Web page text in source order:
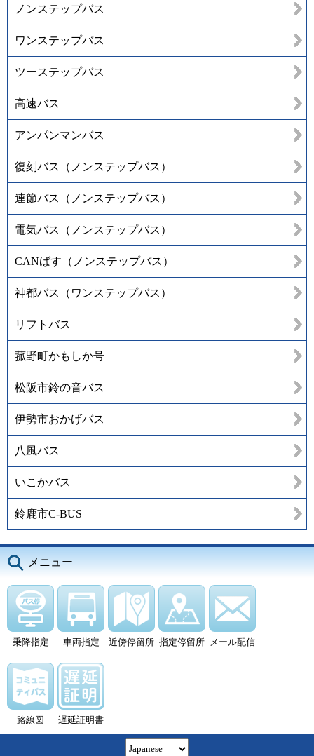
ノンステップバス
ワンステップバス
ツーステップバス
高速バス
アンパンマンバス
復刻バス（ノンステップバス）
連節バス（ノンステップバス）
電気バス（ノンステップバス）
CANばす（ノンステップバス）
神都バス（ワンステップバス）
リフトバス
菰野町かもしか号
松阪市鈴の音バス
伊勢市おかげバス
八風バス
いこかバス
鈴鹿市C-BUS
メニュー
乗降指定 車両指定 近傍停留所 指定停留所 メール配信
路線図 遅延証明書